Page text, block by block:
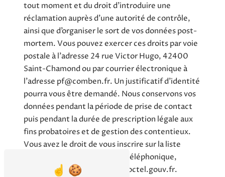
tout moment et du droit d’introduire une
réclamation auprès d’une autorité de contrôle,
ainsi que d’organiser le sort de vos données post-
mortem. Vous pouvez exercer ces droits par voie
postale à l'adresse 24 rue Victor Hugo, 42400
Saint-Chamond ou par courrier électronique à
l'adresse pf@comben.fr. Un justificatif d'identité
pourra vous être demandé. Nous conservons vos
données pendant la période de prise de contact
puis pendant la durée de prescription légale aux
fins probatoires et de gestion des contentieux.
Vous avez le droit de vous inscrire sur la liste
d'opposition au démarchage téléphonique,
disponible à cette adresse:
Bloctel.gouv.fr.